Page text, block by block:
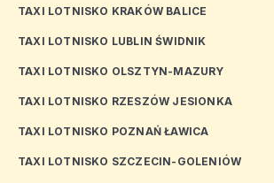
TAXI LOTNISKO KRAKÓW BALICE
TAXI LOTNISKO LUBLIN ŚWIDNIK
TAXI LOTNISKO OLSZTYN-MAZURY
TAXI LOTNISKO RZESZÓW JESIONKA
TAXI LOTNISKO POZNAŃ ŁAWICA
TAXI LOTNISKO SZCZECIN-GOLENIÓW